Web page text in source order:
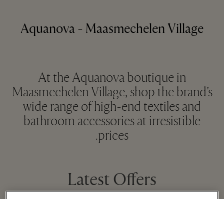
Aquanova - Maasmechelen Village
At the Aquanova boutique in
Maasmechelen Village, shop the brand’s
wide range of high-end textiles and
bathroom accessories at irresistible
prices.
Latest Offers